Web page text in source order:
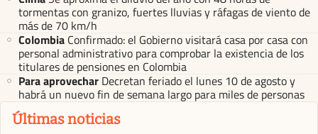
tormentas con granizo, fuertes lluvias y ráfagas de viento de
más de 70 km/h
Colombia Confirmado: el Gobierno visitará casa por casa con
personal administrativo para comprobar la existencia de los
titulares de pensiones en Colombia
Para aprovechar Decretan feriado el lunes 10 de agosto y
habrá un nuevo fin de semana largo para miles de personas
Últimas noticias